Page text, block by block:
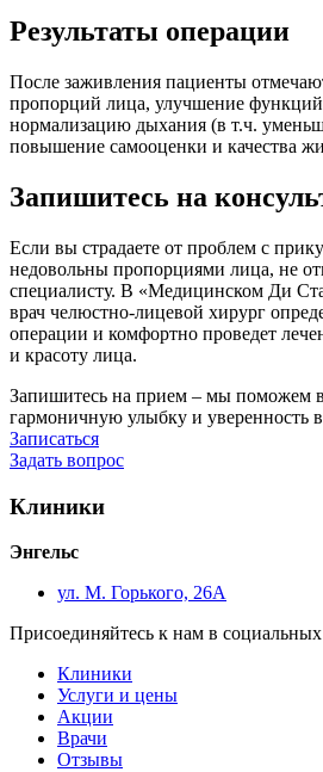
Результаты операции
После заживления пациенты
пропорций лица, улучшение
нормализацию дыхания (в т.ч.
повышение самооценки и качества
Запишитесь на
Если вы страдаете от проблем с
недовольны пропорциями лица, не
специалисту. В «Медицинском Ди
врач челюстно-лицевой хирург
операции и комфортно проведет
и красоту лица.
Запишитесь на прием – мы поможем
гармоничную улыбку и уверенность в
Записаться
Задать вопрос
Клиники
Энгельс
ул. М. Горького, 26А
Присоединяйтесь к нам в социальных
Клиники
Услуги и цены
Акции
Врачи
Отзывы